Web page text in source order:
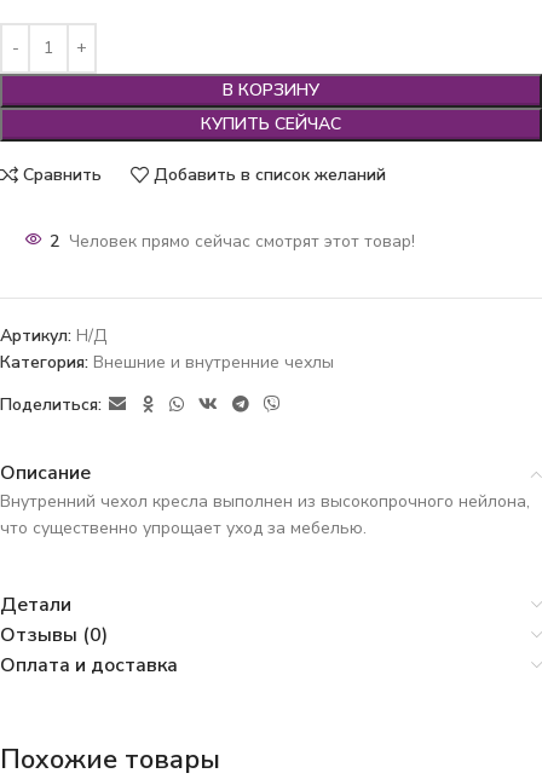
В КОРЗИНУ
КУПИТЬ СЕЙЧАС
Сравнить Добавить в список желаний
2 Человек прямо сейчас смотрят этот товар!
Артикул: Н/Д
Категория: Внешние и внутренние чехлы
Поделиться:
Описание
Внутренний чехол кресла выполнен из высокопрочного нейлона,
что существенно упрощает уход за мебелью.
Детали
Отзывы (0)
Оплата и доставка
Похожие товары